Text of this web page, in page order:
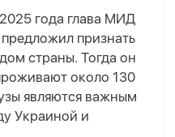
года глава МИД
признать
страны. Тогда он
около 130
являются важным
Украиной и